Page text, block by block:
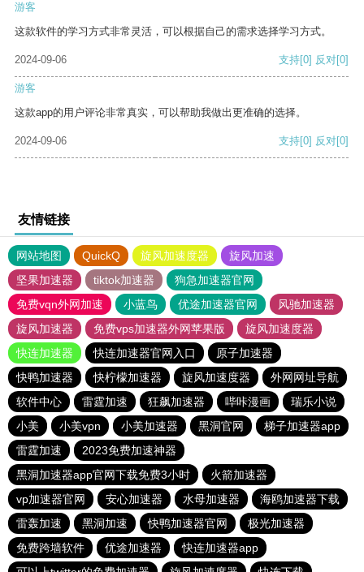
游客
这款软件的学习方式非常灵活，可以根据自己的需求选择学习方式。
2024-09-06 支持[0] 反对[0]
游客
这款app的用户评论非常真实，可以帮助我做出更准确的选择。
2024-09-06 支持[0] 反对[0]
友情链接
网站地图 QuickQ 旋风加速度器
旋风加速
坚果加速器
tiktok加速器
狗急加速器官网
免费vqn外网加速
小蓝鸟 优途加速器官网
风驰加速器
旋风加速器
免费vps加速器外网苹果版
旋风加速度器
快连加速器
快连加速器官网入口
原子加速器
快鸭加速器
快柠檬加速器 旋风加速度器
外网网址导航
软件中心
雷霆加速 狂飙加速器 哔咔漫画
瑞乐小说
小美
小美vpn 小美加速器 黑洞官网
梯子加速器app
雷霆加速
2023免费加速神器
黑洞加速器app官网下载免费3小时
火箭加速器
vp加速器官网
安心加速器 水母加速器
海鸥加速器下载
雷轰加速
黑洞加速 快鸭加速器官网
极光加速器
免费跨墙软件
优途加速器
快连加速器app